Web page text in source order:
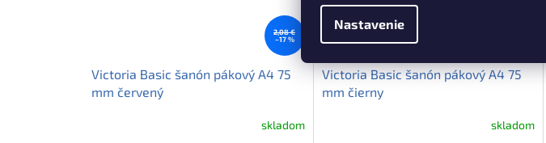
Nastavenie
2,08 €
–17 %
Victoria Basic šanón pákový A4 75
mm červený
skladom
Victoria Basic šanón pákový A4 75
mm čierny
skladom